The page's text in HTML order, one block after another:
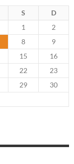
S
D
1
2
8
9
15
16
22
23
29
30